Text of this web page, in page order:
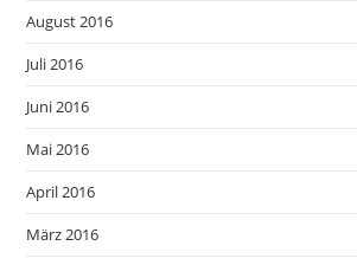
August 2016
Juli 2016
Juni 2016
Mai 2016
April 2016
März 2016